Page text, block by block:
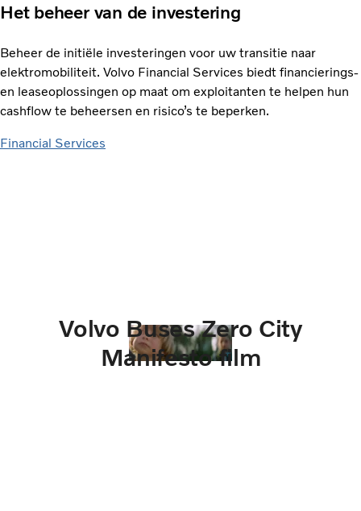
Het beheer van de investering
Beheer de initiële investeringen voor uw transitie naar
elektromobiliteit. Volvo Financial Services biedt financierings-
en leaseoplossingen op maat om exploitanten te helpen hun
cashflow te beheersen en risico’s te beperken.
Financial Services
Volvo Buses Zero City
Manifesto film